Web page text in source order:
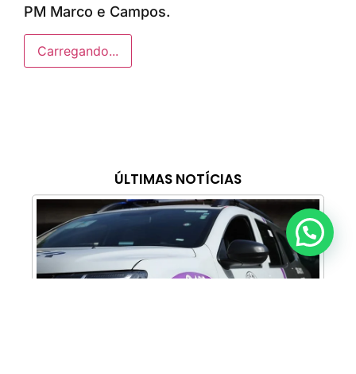
ÚLTIMAS NOTÍCIAS
PM Marco e Campos.
Carregando...
Anunciar ou recomendar matéria